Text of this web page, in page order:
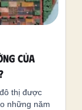
của
thị được
những năm